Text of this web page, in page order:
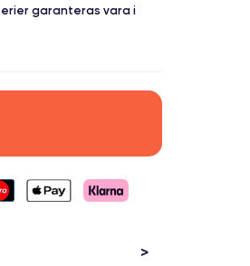
garanteras vara i